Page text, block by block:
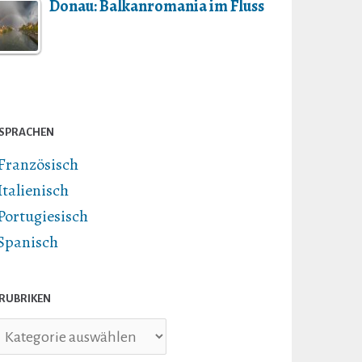
Donau: Balkanromania im Fluss